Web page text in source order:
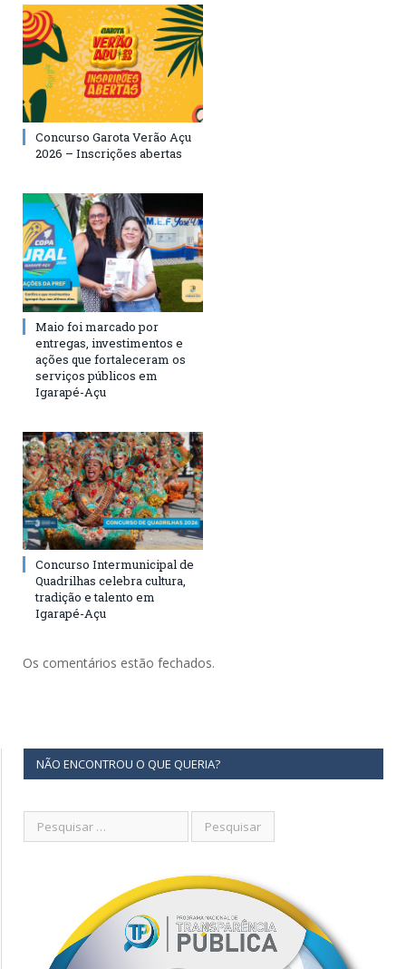
Concurso Garota Verão Açu
2026 – Inscrições abertas
Maio foi marcado por
entregas, investimentos e
ações que fortaleceram os
serviços públicos em
Igarapé-Açu
Concurso Intermunicipal de
Quadrilhas celebra cultura,
tradição e talento em
Igarapé-Açu
Os comentários estão fechados.
NÃO ENCONTROU O QUE QUERIA?